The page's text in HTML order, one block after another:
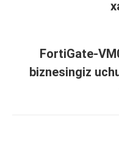
FortiGate-
biznesingiz